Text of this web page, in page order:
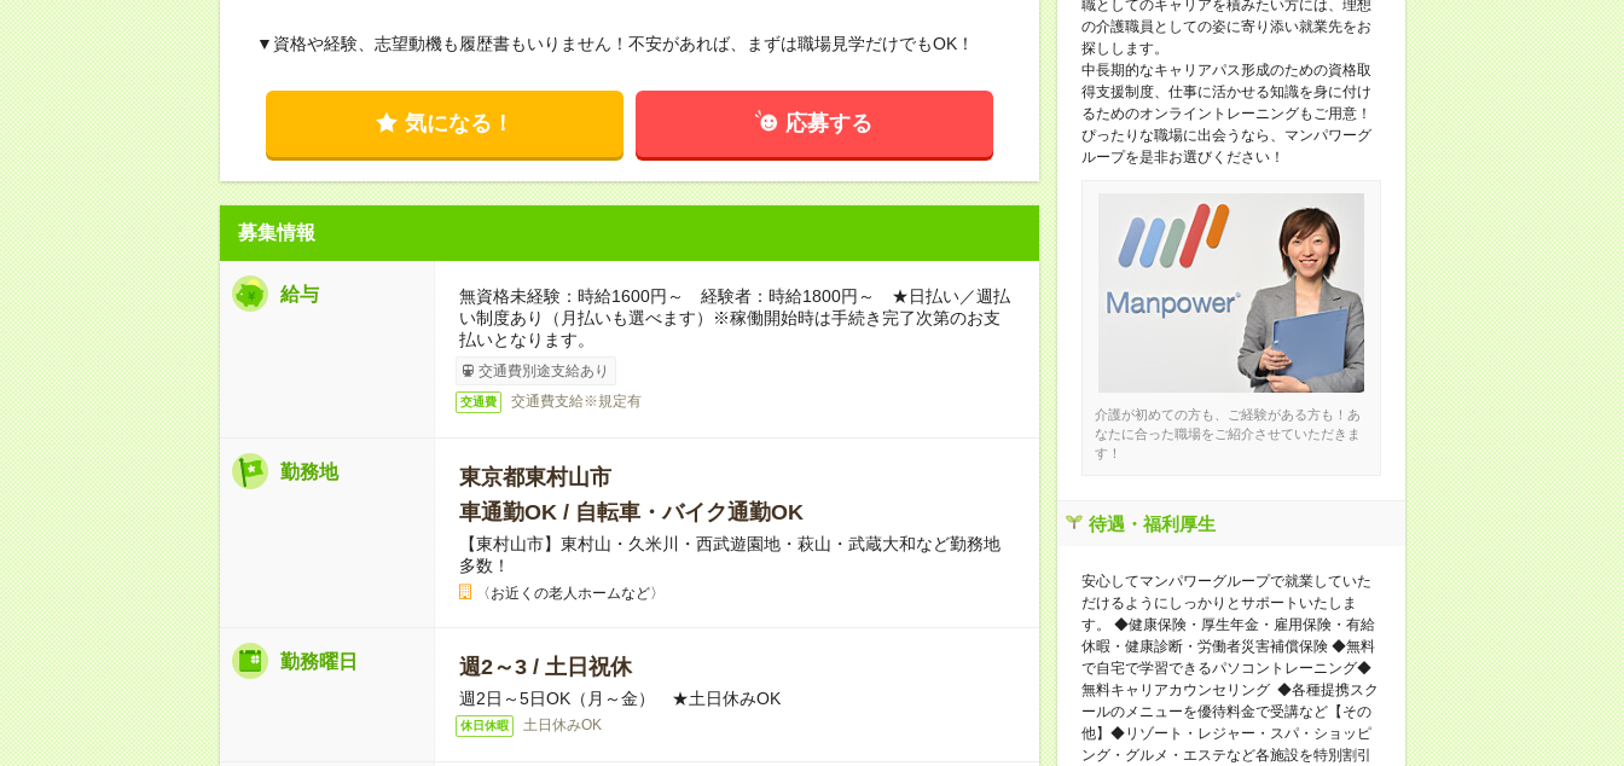
▼資格や経験、志望動機も履歴書もいりません！不安があれば、まずは職場見学だけでもOK！
気になる！ 応募する
募集情報
給与
無資格未経験：時給1600円～ 経験者：時給1800円～ ★日払い／週払
い制度あり（月払いも選べます）※稼働開始時は手続き完了次第のお支
払いとなります。
交通費別途支給あり
交通費 交通費支給※規定有
勤務地
東京都東村山市
車通勤OK / 自転車・バイク通勤OK
【東村山市】東村山・久米川・西武遊園地・萩山・武蔵大和など勤務地
多数！
〈お近くの老人ホームなど〉
勤務曜日 週2～3 / 土日祝休
週2日～5日OK（月～金） ★土日休みOK
休日休暇 土日休みOK
職としてのキャリアを積みたい方には、理想
の介護職員としての姿に寄り添い就業先をお
探しします。
中長期的なキャリアパス形成のための資格取
得支援制度、仕事に活かせる知識を身に付け
るためのオンライントレーニングもご用意！
ぴったりな職場に出会うなら、マンパワーグ
ループを是非お選びください！
介護が初めての方も、ご経験がある方も！あ
なたに合った職場をご紹介させていただきま
す！
待遇・福利厚生
安心してマンパワーグループで就業していた
だけるようにしっかりとサポートいたしま
す。 ◆健康保険・厚生年金・雇用保険・有給
休暇・健康診断・労働者災害補償保険 ◆無料
で自宅で学習できるパソコントレーニング◆
無料キャリアカウンセリング ◆各種提携スク
ールのメニューを優待料金で受講など【その
他】◆リゾート・レジャー・スパ・ショッピ
ング・グルメ・エステなど各施設を特別割引